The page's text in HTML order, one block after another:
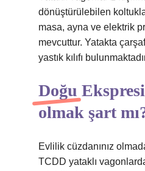
dönüştürülebilen
masa, ayna ve elektrik
mevcuttur. Yatakta
yastık kılıfı
Doğu
olmak şart
Evlilik cüzdanınız
TCDD yataklı